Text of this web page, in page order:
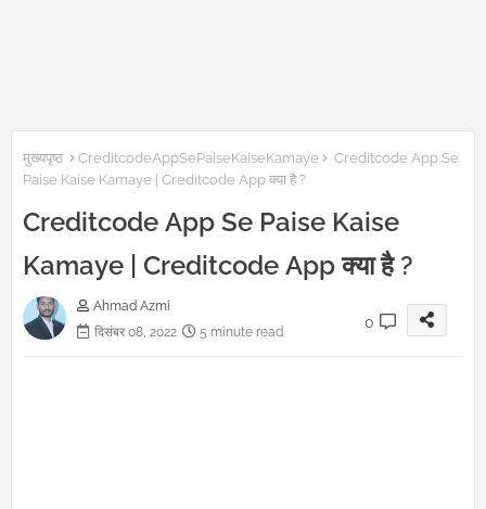
मुख्यपृष्ठ CreditcodeAppSePaiseKaiseKamaye
Creditcode App Se
Paise Kaise Kamaye | Creditcode App क्या है ?
Creditcode App Se Paise Kaise
Kamaye | Creditcode App क्या है ?
Ahmad Azmi
दिसंबर 08, 2022
5 minute read
0